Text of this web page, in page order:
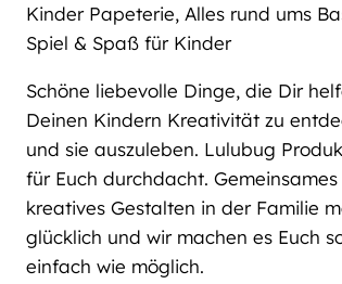
Kinder Papeterie, Alles rund ums
Spiel & Spaß für Kinder
Schöne liebevolle Dinge, die Dir
Deinen Kindern Kreativität zu
und sie auszuleben. Lulubug
für Euch durchdacht. Gemeinsames
kreatives Gestalten in der Familie
glücklich und wir machen es Euch
einfach wie möglich.